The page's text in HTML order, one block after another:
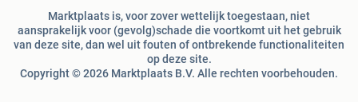
Marktplaats is, voor zover wettelijk toegestaan, niet
aansprakelijk voor (gevolg)schade die voortkomt uit het gebruik
van deze site, dan wel uit fouten of ontbrekende functionaliteiten
op deze site.
Copyright © 2026 Marktplaats B.V. Alle rechten voorbehouden.